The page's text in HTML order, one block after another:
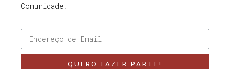
Comunidade!
QUERO FAZER PARTE!